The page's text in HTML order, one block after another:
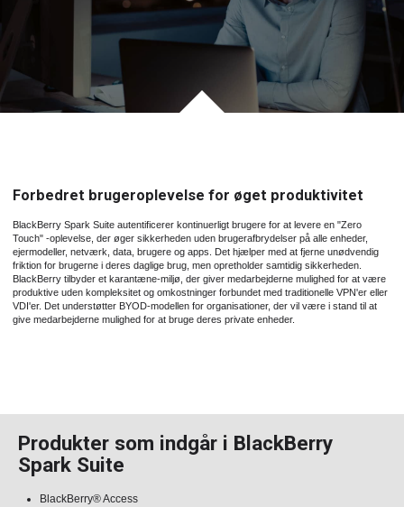
Forbedret brugeroplevelse for øget produktivitet
BlackBerry Spark Suite autentificerer kontinuerligt brugere for at levere en "Zero
Touch" -oplevelse, der øger sikkerheden uden brugerafbrydelser på alle enheder,
ejermodeller, netværk, data, brugere og apps. Det hjælper med at fjerne unødvendig
friktion for brugerne i deres daglige brug, men opretholder samtidig sikkerheden.
BlackBerry tilbyder et karantæne-miljø, der giver medarbejderne mulighed for at være
produktive uden kompleksitet og omkostninger forbundet med traditionelle VPN'er eller
VDI'er. Det understøtter BYOD-modellen for organisationer, der vil være i stand til at
give medarbejderne mulighed for at bruge deres private enheder.
Produkter som indgår i BlackBerry
Spark Suite
BlackBerry® Access